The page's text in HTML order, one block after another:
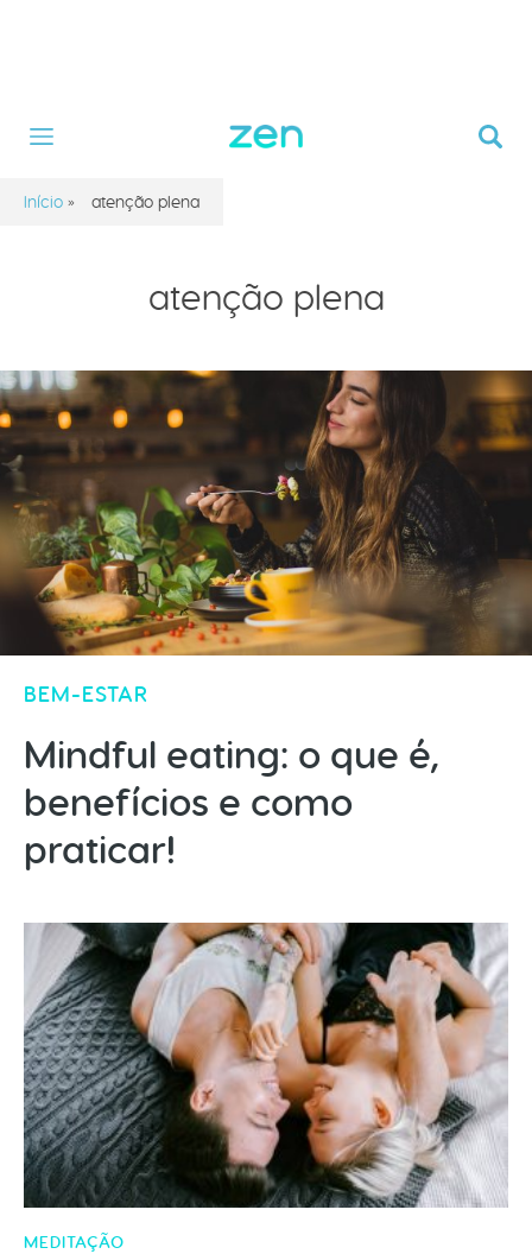
Início » atenção plena
atenção plena
BEM-ESTAR
Mindful eating: o que é,
benefícios e como
praticar!
MEDITAÇÃO